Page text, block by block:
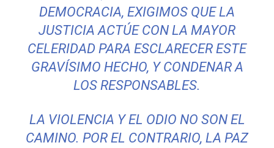
DEMOCRACIA, EXIGIMOS QUE LA
JUSTICIA ACTÚE CON LA MAYOR
CELERIDAD PARA ESCLARECER ESTE
GRAVÍSIMO HECHO, Y CONDENAR A
LOS RESPONSABLES.
LA VIOLENCIA Y EL ODIO NO SON EL
CAMINO. POR EL CONTRARIO, LA PAZ